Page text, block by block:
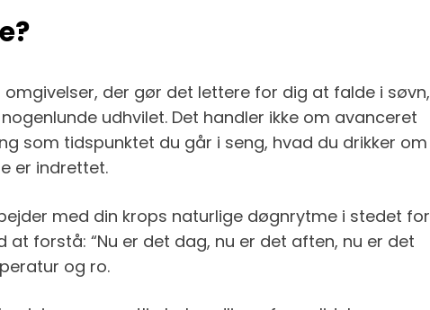
der gør det lettere for dig at falde i søvn,
udhvilet. Det handler ikke om avanceret
som tidspunktet du går i seng, hvad du drikker om
er indrettet.
med din krops naturlige døgnrytme i stedet for
forstå: “Nu er det dag, nu er det aften, nu er det
og ro.